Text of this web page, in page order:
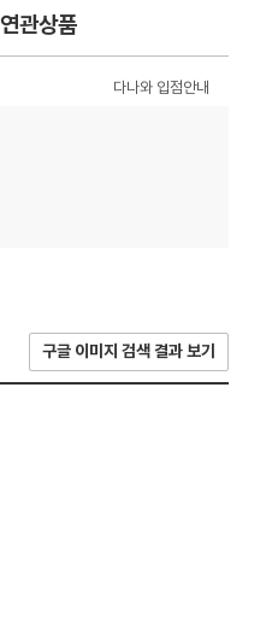
연관상품
다나와 입점안내
구글 이미지 검색 결과 보기